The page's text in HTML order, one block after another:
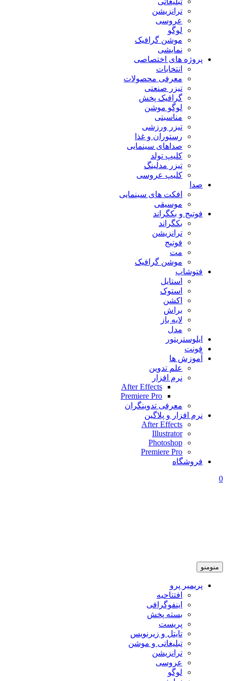
ترانزیشن
عروسی
لوگو
موشن گرافیک
نمایشی
پروژه های اختصاصی
انتخابات
معرفی محصولات
تیزر صنعتی
گرافیک پخش
لوگو موشن
مناسبتی
تیزر ورزشی
رستوران و غذا
صداهای سینمایی
کلیپ تولد
تیزر مدلینگ
کلیپ عروسی
صدا
افکت های سینمایی
موسیقی
فوتیج و بکگراند
بکگراند
ترانزیشن
فوتیج
مت
موشن گرافیک
فتوشاپ
استایل
استوک
اکشن
براش
لایه باز
مدل
ایلوستریتور
فونت
آموزش ها
علم تدوین
نرم افزار
After Effects
Premiere Pro
معرفی تدوینگران
نرم افزار و پلاگین
After Effects
Illustrator
Photoshop
Premiere Pro
فروشگاه
0
منومنو
پریمیر پرو
افتتاحیه
اینفوگرافی
بسته پخش
پریست
تایتل و زیرنویس
تبلیغاتی و موشن
ترانزیشن
عروسی
لوگو